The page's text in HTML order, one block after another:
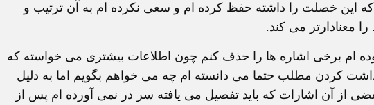
این خصلت را داشته حفظ کرده ام و سعی نکرده ام به آن ترتیب و
معنادارتر می کند.
ام برخی اشاره ها را حذف کنم چون اطلاعات بیشتری می خواسته که
کردن مطلب حتما می دانسته ام چه می خواهم بگویم اما به دلیل
از آن اشارات که باید تفصیل می یافته سر در نمی آورده ام پس از